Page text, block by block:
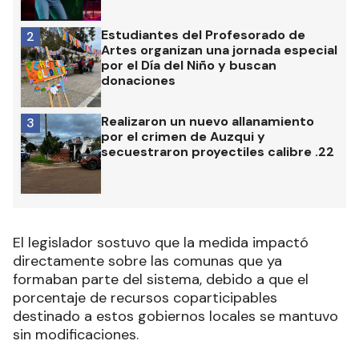
Estudiantes del Profesorado de
Artes organizan una jornada especial
por el Día del Niño y buscan
donaciones
2
Realizaron un nuevo allanamiento
por el crimen de Auzqui y
secuestraron proyectiles calibre .22
3
El legislador sostuvo que la medida impactó
directamente sobre las comunas que ya
formaban parte del sistema, debido a que el
porcentaje de recursos coparticipables
destinado a estos gobiernos locales se mantuvo
sin modificaciones.